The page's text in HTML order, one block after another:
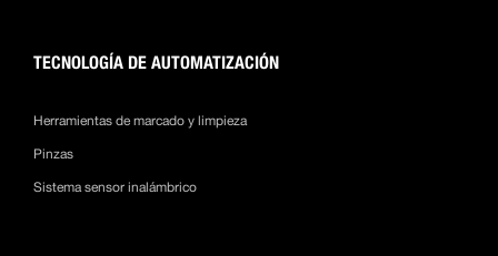
TECNOLOGÍA DE AUTOMATIZACIÓN
Herramientas de marcado y limpieza
Pinzas
Sistema sensor inalámbrico